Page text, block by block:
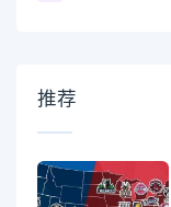
推荐